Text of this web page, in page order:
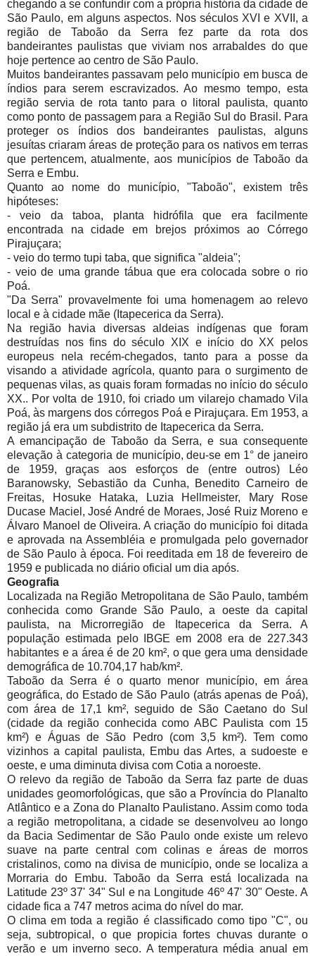
chegando a se confundir com a própria história da cidade de
São Paulo, em alguns aspectos. Nos séculos XVI e XVII, a
região de Taboão da Serra fez parte da rota dos
bandeirantes paulistas que viviam nos arrabaldes do que
hoje pertence ao centro de São Paulo.
Muitos bandeirantes passavam pelo município em busca de
índios para serem escravizados. Ao mesmo tempo, esta
região servia de rota tanto para o litoral paulista, quanto
como ponto de passagem para a Região Sul do Brasil. Para
proteger os índios dos bandeirantes paulistas, alguns
jesuítas criaram áreas de proteção para os nativos em terras
que pertencem, atualmente, aos municípios de Taboão da
Serra e Embu.
Quanto ao nome do município, "Taboão", existem três
hipóteses:
- veio da taboa, planta hidrófila que era facilmente
encontrada na cidade em brejos próximos ao Córrego
Pirajuçara;
- veio do termo tupi taba, que significa "aldeia";
- veio de uma grande tábua que era colocada sobre o rio
Poá.
"Da Serra" provavelmente foi uma homenagem ao relevo
local e à cidade mãe (Itapecerica da Serra).
Na região havia diversas aldeias indígenas que foram
destruídas nos fins do século XIX e início do XX pelos
europeus nela recém-chegados, tanto para a posse da
visando a atividade agrícola, quanto para o surgimento de
pequenas vilas, as quais foram formadas no início do século
XX.. Por volta de 1910, foi criado um vilarejo chamado Vila
Poá, às margens dos córregos Poá e Pirajuçara. Em 1953, a
região já era um subdistrito de Itapecerica da Serra.
A emancipação de Taboão da Serra, e sua consequente
elevação à categoria de município, deu-se em 1° de janeiro
de 1959, graças aos esforços de (entre outros) Léo
Baranowsky, Sebastião da Cunha, Benedito Carneiro de
Freitas, Hosuke Hataka, Luzia Hellmeister, Mary Rose
Ducase Maciel, José André de Moraes, José Ruiz Moreno e
Álvaro Manoel de Oliveira. A criação do município foi ditada
e aprovada na Assembléia e promulgada pelo governador
de São Paulo à época. Foi reeditada em 18 de fevereiro de
1959 e publicada no diário oficial um dia após.
Geografia
Localizada na Região Metropolitana de São Paulo, também
conhecida como Grande São Paulo, a oeste da capital
paulista, na Microrregião de Itapecerica da Serra. A
população estimada pelo IBGE em 2008 era de 227.343
habitantes e a área é de 20 km², o que gera uma densidade
demográfica de 10.704,17 hab/km².
Taboão da Serra é o quarto menor município, em área
geográfica, do Estado de São Paulo (atrás apenas de Poá),
com área de 17,1 km², seguido de São Caetano do Sul
(cidade da região conhecida como ABC Paulista com 15
km²) e Águas de São Pedro (com 3,5 km²). Tem como
vizinhos a capital paulista, Embu das Artes, a sudoeste e
oeste, e uma diminuta divisa com Cotia a noroeste.
O relevo da região de Taboão da Serra faz parte de duas
unidades geomorfológicas, que são a Província do Planalto
Atlântico e a Zona do Planalto Paulistano. Assim como toda
a região metropolitana, a cidade se desenvolveu ao longo
da Bacia Sedimentar de São Paulo onde existe um relevo
suave na parte central com colinas e áreas de morros
cristalinos, como na divisa de município, onde se localiza a
Morraria do Embu. Taboão da Serra está localizada na
Latitude 23º 37' 34" Sul e na Longitude 46º 47' 30" Oeste. A
cidade fica a 747 metros acima do nível do mar.
O clima em toda a região é classificado como tipo "C", ou
seja, subtropical, o que propicia fortes chuvas durante o
verão e um inverno seco. A temperatura média anual em